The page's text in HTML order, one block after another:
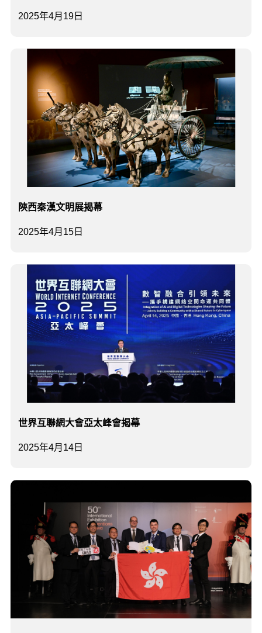
2025年4月19日
2025年4月15日
陝西秦漢文明展揭幕
2025年4月14日
世界互聯網大會亞太峰會揭幕